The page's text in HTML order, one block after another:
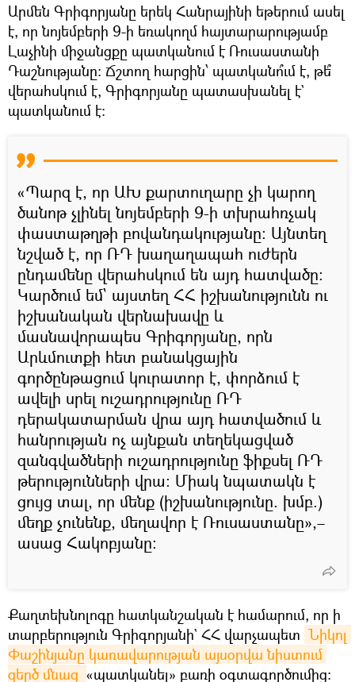
Արմեն Գրիգորյանը երեկ Հանրայինի եթերում ասել
է, որ նոյեմբերի 9-ի եռակողմ հայտարարությամբ
Լաչինի միջանցքը պատկանում է Ռուսաստանի
Դաշնությանը։ Ճշտող հարցին՝ պատկանո՞ւմ է, թե՞
վերահսկում է, Գրիգորյանը պատասխանել է`
պատկանում է։
«Պարզ է, որ ԱԽ քարտուղարը չի կարող
ծանոթ չլինել նոյեմբերի 9-ի տխրահռչակ
փաստաթղթի բովանդակությանը։ Այնտեղ
նշված է, որ ՌԴ խաղաղապահ ուժերն
ընդամենը վերահսկում են այդ հատվածը։
Կարծում եմ` այստեղ ՀՀ իշխանությունն ու
իշխանական վերնախավը և
մասնավորապես Գրիգորյանը, որն
Արևմուտքի հետ բանակցային
գործընթացում կուրատոր է, փորձում է
ավելի սրել ուշադրությունը ՌԴ
դերակատարման վրա այդ հատվածում և
հանրության ոչ այնքան տեղեկացված
զանգվածների ուշադրությունը ֆիքսել ՌԴ
թերությունների վրա։ Միակ նպատակն է
ցույց տալ, որ մենք (իշխանությունը. խմբ.)
մեղք չունենք, մեղավոր է Ռուսաստանը»,–
ասաց Հակոբյանը։
Քաղտեխնոլոգը հատկանշական է համարում, որ ի
տարբերություն Գրիգորյանի` ՀՀ վարչապետ Նիկոլ
Փաշինյանը կառավարության այսօրվա նիստում
զերծ մնաց «պատկանել» բառի օգտագործումից։